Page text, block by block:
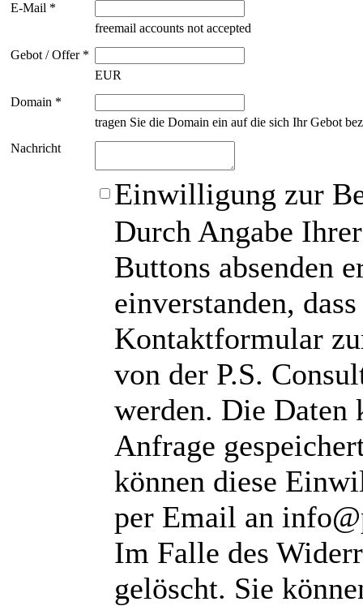
E-Mail *
freemail accounts not accepted
Gebot / Offer *
EUR
Domain *
tragen Sie die Domain ein auf die sich Ihr Gebot
Nachricht
Einwilligung zur
Durch Angabe
Buttons absenden
einverstanden,
Kontaktformular
von der P.S.
werden. Die Daten
Anfrage
können diese
per Email an
Im Falle des
gelöscht. Sie